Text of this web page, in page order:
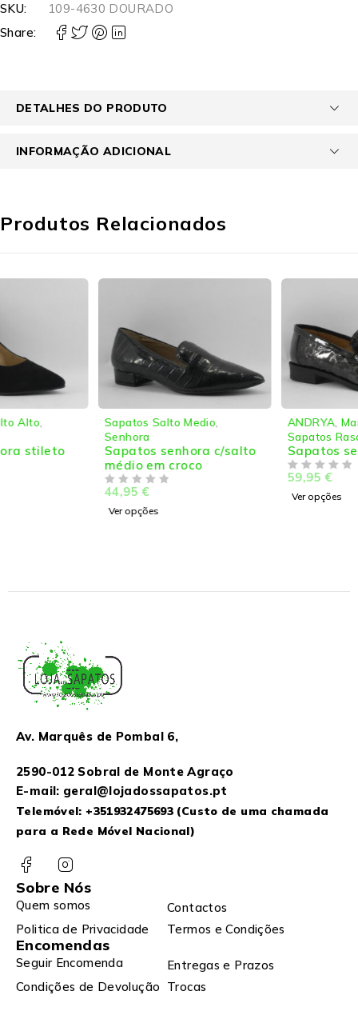
SKU:
109-4630 DOURADO
Share:
DETALHES DO PRODUTO
INFORMAÇÃO ADICIONAL
Produtos Relacionados
Sapatos Salto Medio,
Sapatos senhora c/salto
médio em croco
ANDRYA
Senhora
Sapatos senhora rasos
Av. Marquês de Pombal 6,
2590-012 Sobral de Monte Agraço
E-mail: geral@lojadossapatos.pt
Telemóvel: +351932475693 (Custo de uma chamada
para a Rede Móvel Nacional)
Sobre Nós
Quem somos
Contactos
Politica de Privacidade
Termos e Condições
Encomendas
Seguir Encomenda
Entregas e Prazos
Condições de Devolução Trocas